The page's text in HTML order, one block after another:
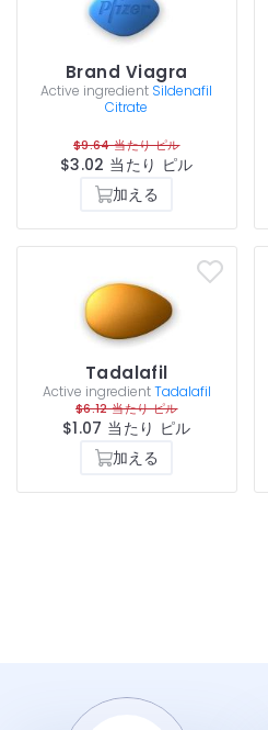
Brand Viagra
Active ingredient Sildenafil
Citrate
$9.64 当たり ピル
$3.02 当たり ピル
加える
Tadalafil
Active ingredientTadalafil
$6.12 当たり ピル
$1.07 当たり ピル
加える